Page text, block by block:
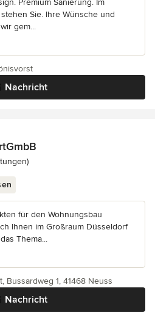
Sie. Ihre Wünsche und
gem...
Nachricht
5 von 5 Sternen
für den Wohnungsbau
Ihnen im Großraum Düsseldorf
Thema...
Nachricht
Bussardweg 1, 41468 Neuss